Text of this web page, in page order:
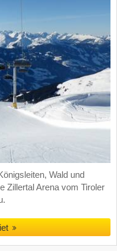
Wald und
Zillertal Arena vom Tiroler